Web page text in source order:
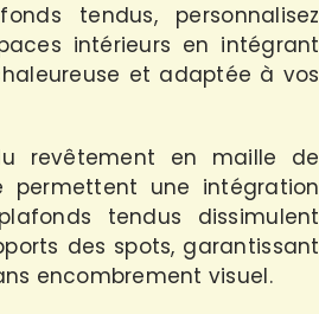
tendus, personnalisez
intérieurs en intégrant
et adaptée à vos
revêtement en maille de
permettent une intégration
tendus dissimulent
des spots, garantissant
encombrement visuel.